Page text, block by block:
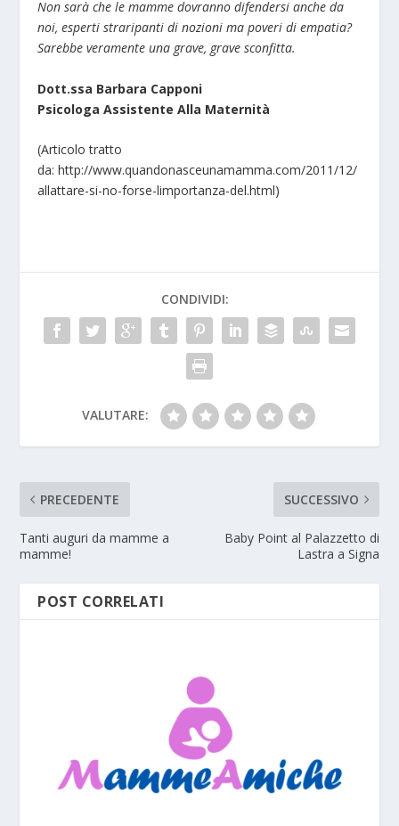
Non sarà che le mamme dovranno difendersi anche da
noi, esperti straripanti di nozioni ma poveri di empatia?
Sarebbe veramente una grave, grave sconfitta.
Dott.ssa Barbara Capponi
Psicologa Assistente Alla Maternità
(Articolo tratto
da: http://www.quandonasceunamamma.com/2011/12/
allattare-si-no-forse-limportanza-del.html)
CONDIVIDI:
VALUTARE:
PRECEDENTE
Tanti auguri da mamme a
mamme!
SUCCESSIVO
Baby Point al Palazzetto di
Lastra a Signa
POST CORRELATI